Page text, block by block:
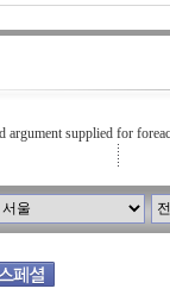
argument supplied for